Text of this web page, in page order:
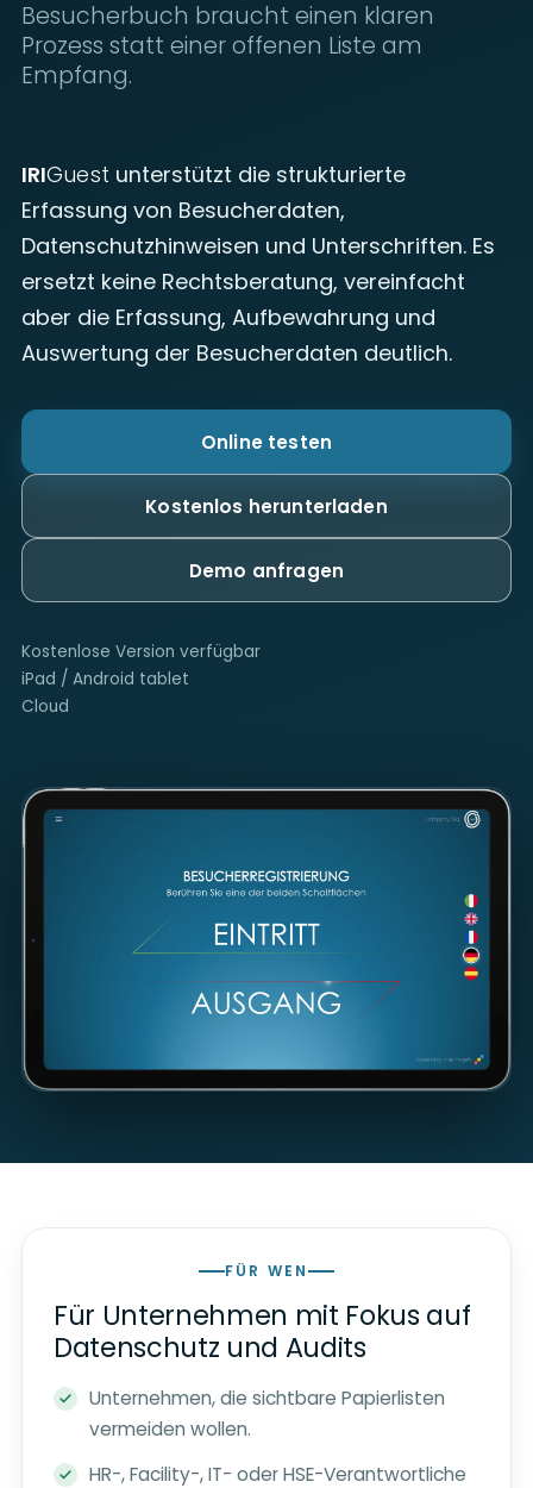
Besucherbuch braucht einen klaren
Prozess statt einer offenen Liste am
Empfang.
IRIGuest unterstützt die strukturierte
Erfassung von Besucherdaten,
Datenschutzhinweisen und Unterschriften. Es
ersetzt keine Rechtsberatung, vereinfacht
aber die Erfassung, Aufbewahrung und
Auswertung der Besucherdaten deutlich.
Online testen
Kostenlos herunterladen
Demo anfragen
Kostenlose Version verfügbar
iPad / Android tablet
Cloud
FÜR WEN
Für Unternehmen mit Fokus auf
Datenschutz und Audits
Unternehmen, die sichtbare Papierlisten
vermeiden wollen.
HR-, Facility-, IT- oder HSE-Verantwortliche